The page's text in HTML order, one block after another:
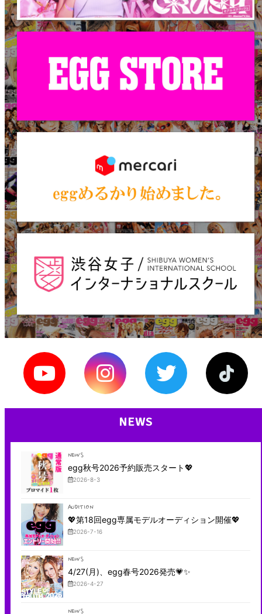
NEWS
NEWS
egg秋号2026予約販売スタート💖
2026-8-3
AUDITION
💖第18回egg専属モデルオーディション開催💖
2026-7-16
NEWS
4/27(月)、egg春号2026発売💗✨
2026-4-27
NEWS